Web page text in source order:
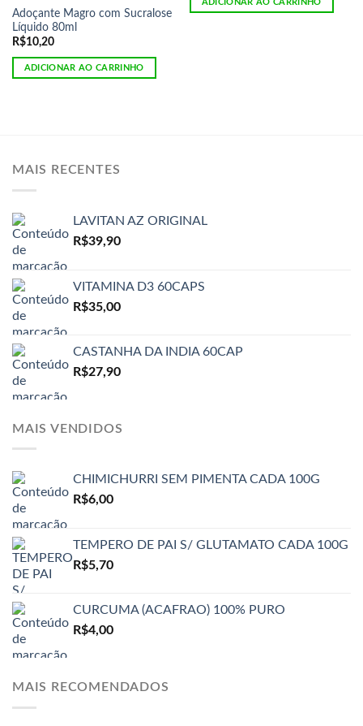
Adoçante Magro com Sucralose
Líquido 80ml
R$10,20
ADICIONAR AO CARRINHO
ADICIONAR AO CARRINHO
MAIS RECENTES
LAVITAN AZ ORIGINAL
R$39,90
VITAMINA D3 60CAPS
R$35,00
CASTANHA DA INDIA 60CAP
R$27,90
MAIS VENDIDOS
CHIMICHURRI SEM PIMENTA CADA 100G
R$6,00
TEMPERO DE PAI S/ GLUTAMATO CADA 100G
R$5,70
CURCUMA (ACAFRAO) 100% PURO
R$4,00
MAIS RECOMENDADOS